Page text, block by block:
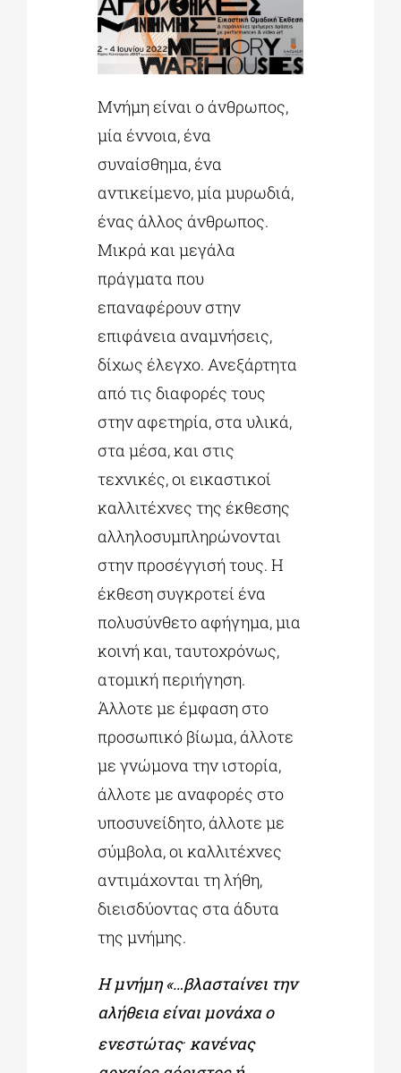
Μνήμη είναι ο άνθρωπος,
μία έννοια, ένα
συναίσθημα, ένα
αντικείμενο, μία μυρωδιά,
ένας άλλος άνθρωπος.
Μικρά και μεγάλα
πράγματα που
επαναφέρουν στην
επιφάνεια αναμνήσεις,
δίχως έλεγχο. Ανεξάρτητα
από τις διαφορές τους
στην αφετηρία, στα υλικά,
στα μέσα, και στις
τεχνικές, οι εικαστικοί
καλλιτέχνες της έκθεσης
αλληλοσυμπληρώνονται
στην προσέγγισή τους. Η
έκθεση συγκροτεί ένα
πολυσύνθετο αφήγημα, μια
κοινή και, ταυτοχρόνως,
ατομική περιήγηση.
Άλλοτε με έμφαση στο
προσωπικό βίωμα, άλλοτε
με γνώμονα την ιστορία,
άλλοτε με αναφορές στο
υποσυνείδητο, άλλοτε με
σύμβολα, οι καλλιτέχνες
αντιμάχονται τη λήθη,
διεισδύοντας στα άδυτα
της μνήμης.
Η μνήμη «…βλασταίνει την
αλήθεια είναι μονάχα ο
ενεστώτας. κανένας